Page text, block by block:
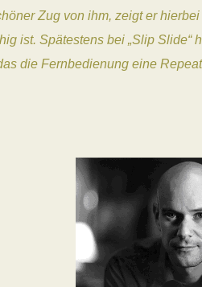
Zug von ihm, zeigt er
ist. Spätestens bei „Slip Slide“
die Fernbedienung eine